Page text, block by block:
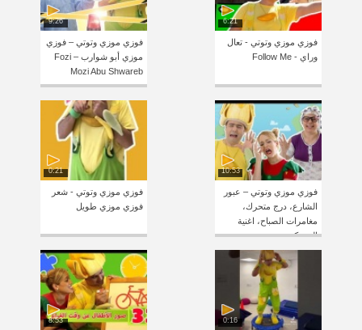
6:21
فوزي موزي وتوتي - تعال
وراي - Follow Me
9:26
فوزي موزي وتوتي – فوزي
موزي أبو شوارب – Fozi
Mozi Abu Shwareb
10:53
فوزي موزي وتوتي – عبور
الشارع، درج متحرك،
مغامرات الصباح، اغنية
الضحكة
0:21
فوزي موزي وتوتي - شعر
فوزي موزي طويل
0:16
8:53